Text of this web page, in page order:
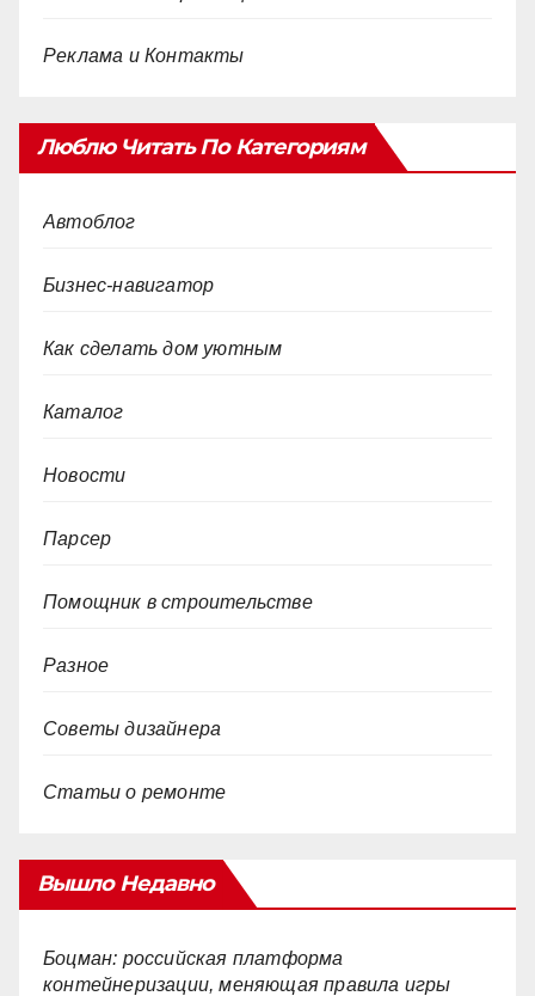
Реклама и Контакты
Люблю Читать По Категориям
Автоблог
Бизнес-навигатор
Как сделать дом уютным
Каталог
Новости
Парсер
Помощник в строительстве
Разное
Советы дизайнера
Статьи о ремонте
Вышло Недавно
Боцман: российская платформа
контейнеризации, меняющая правила игры